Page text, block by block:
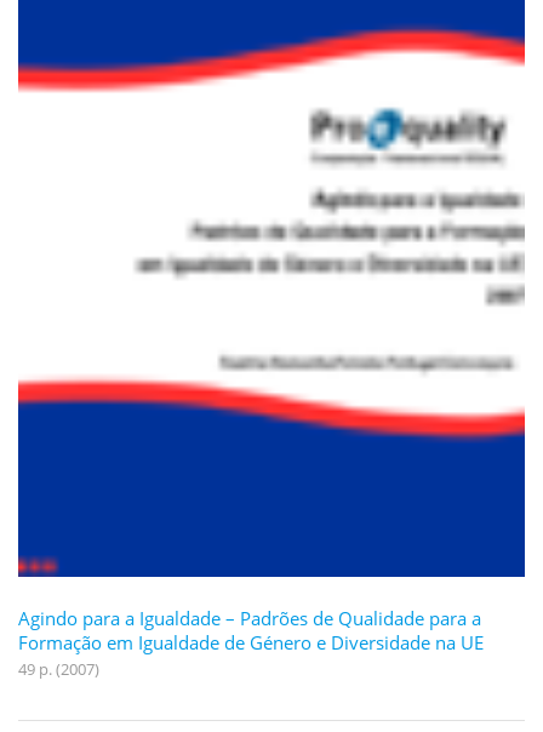
Agindo para a Igualdade – Padrões de Qualidade para a
Formação em Igualdade de Género e Diversidade na UE
49 p. (2007)